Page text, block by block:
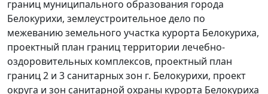
границ муниципального образования города
Белокурихи, землеустроительное дело по
межеванию земельного участка курорта Белокуриха,
проектный план границ территории лечебно-
оздоровительных комплексов, проектный план
границ 2 и 3 санитарных зон г. Белокурихи, проект
округа и зон санитарной охраны курорта Белокуриха